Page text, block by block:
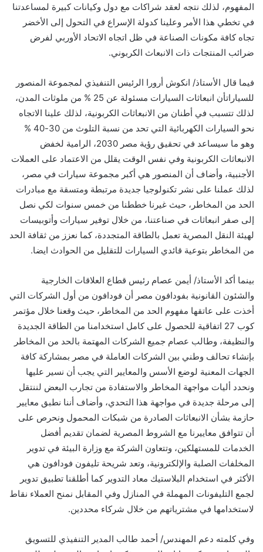
المفهوم، لذلك نتجه لعقد شراكات مع دول وكيانات كبيرة لمساعدتنا
في تخطي هذا الأمر وعلينا كدولة الإسراع في التحول إلى الأخضر
تجاه كافة مكونات الصناعة في ظل اتجاه الاتحاد الأوربي لفرض
ضرائب المنتجات ذات الانبعاث الكربوني.
فيما قال الأستاذ/ انكوش أرورا الرئيس التنفيذي لمجموعة المنصور
للسياراتأن انبعاثات السيارات مسئولة
عن 25 % من ملوثات المدن،
لذلك تتسبب في أطنان من الانبعاثات الكربونية، لذلك علينا الاتجاه
نحو السيارات الكهربائية التي تحد من نسبة التلوث من 30-40 %
وهو ما سيساعد في تحقيق رؤية مصر 2030، الرامية
لخفض
الانبعاثات الكربونية وفي نفس الوقت يقلل من الاعتماد على العملات
الأجنبية، وأضاف أن المنصور هي أكبر مجموعة سيارات في مصر ،
لذلك عملنا على نشر تكنولوجيا جديدة مرتبطة ومتسقة مع مبادرات
الحد من المخاطر، حيث غيرنا خططنا من خمس سنوات لكي نصل
إلى صفر انبعاثات في صناعتنا، من خلال توفير سيارات وأتوبيسات
لهيئة النقل المصرية تعمل بالطاقة المتجددة، كما نعزز من ثقافة الحد
من المخاطر بتوعية قائدي السيارات للتقليل من الحوادث ايضا.
بينما أكد الأستاذ/ أيمن عصام رئيس قطاع العلاقات الخارجية
والشئون القانونية بفودافون مصر أن فودافون من أول الشركات التي
أخذت على عاتقها مفهوم الحد من المخاطر، حيث وقعنا خلال مؤتمر
كوب 27 اتفاقية للحصول على كامل استخدامنا من الطاقة الجديدة
والنظيفة، وطالب عصام جميع الشركات المهتمة بالحد من المخاطر
بإنشاء تحالف وطني بين الشركات العاملة في مصر بمشاركة كافة
الجهات المعنية لوضع الأسس والمعايير التي يجب أن نسير عليها
ونحدد أليات مواجهة المخاطر والاستفادة من تجارب البعض لننتقل
إلى مرحلة جديدة في مواجهة هذا التحدي، وأضاف أننا نطبق معايير
حازمة بشأن الانبعاثات الصادرة من شبكات المحمول ونحرص على
أن تتوافق معاييرنا مع الشروط المصرية لضمان تقديم أفضل
الخدمات للمستهلكين، وتتعاون الشركة مع وزارة البيئة في تدوير
المخلفات الصلبة والإلكترونية، وتعد شريحة تليفون فودافون هي
الأكثر في استخدام البلاستيك معاد التدوير كما أطلقنا تطبيق تدوير
لجمع التليفونات المهملة في المنازل وفي المقابل نمنح العملاء نقاط
لاستخدامها في مشترياتهم من خلال شركاء محددين.
وفي كلمته دعم المهندس/ أحمد طالب المدير التنفيذي للتسويق